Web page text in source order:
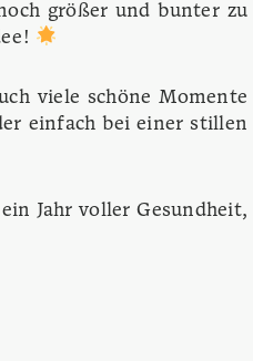
größer und bunter zu
viele schöne Momente
einfach bei einer stillen
Jahr voller Gesundheit,